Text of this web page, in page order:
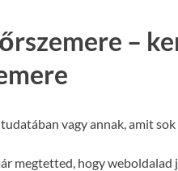
–
vagy annak, amit
megtetted, hogy